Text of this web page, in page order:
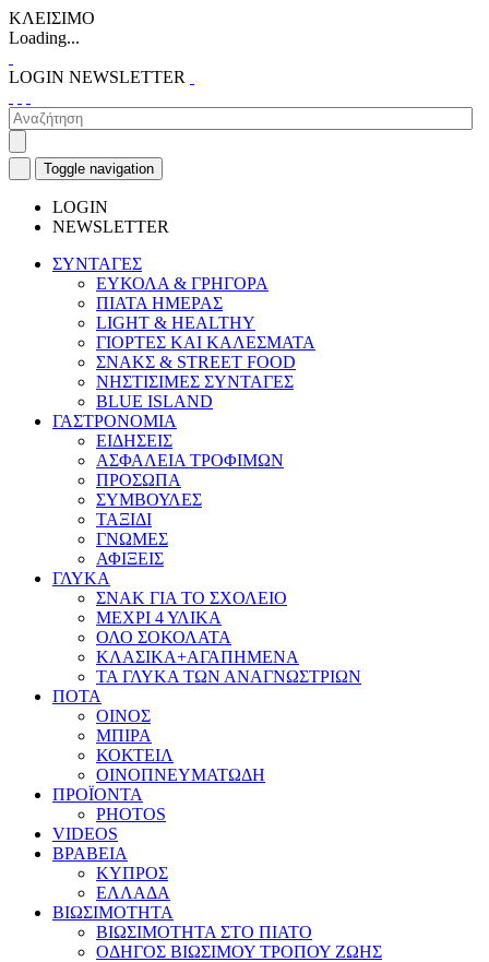
ΚΛΕΙΣΙΜΟ
Loading...
LOGIN NEWSLETTER
Toggle navigation
LOGIN
NEWSLETTER
ΣΥΝΤΑΓΕΣ
ΕΥΚΟΛΑ & ΓΡΗΓΟΡΑ
ΠΙΑΤΑ ΗΜΕΡΑΣ
LIGHT & HEALTHY
ΓΙΟΡΤΕΣ ΚΑΙ ΚΑΛΕΣΜΑΤΑ
ΣΝΑΚΣ & STREET FOOD
ΝΗΣΤΙΣΙΜΕΣ ΣΥΝΤΑΓΕΣ
BLUE ISLAND
ΓΑΣΤΡΟΝΟΜΙΑ
ΕΙΔΗΣΕΙΣ
ΑΣΦΑΛΕΙΑ ΤΡΟΦΙΜΩΝ
ΠΡΟΣΩΠΑ
ΣΥΜΒΟΥΛΕΣ
ΤΑΞΙΔΙ
ΓΝΩΜΕΣ
ΑΦΙΞΕΙΣ
ΓΛΥΚΑ
ΣΝΑΚ ΓΙΑ ΤΟ ΣΧΟΛΕΙΟ
ΜΕΧΡΙ 4 ΥΛΙΚΑ
ΟΛΟ ΣΟΚΟΛΑΤΑ
ΚΛΑΣΙΚΑ+ΑΓΑΠΗΜΕΝΑ
ΤΑ ΓΛΥΚΑ ΤΩΝ ΑΝΑΓΝΩΣΤΡΙΩΝ
ΠΟΤΑ
ΟΙΝΟΣ
ΜΠΙΡΑ
ΚΟΚΤΕΙΛ
ΟΙΝΟΠΝΕΥΜΑΤΩΔΗ
ΠΡΟΪΟΝΤΑ
PHOTOS
VIDEOS
ΒΡΑΒΕΙΑ
ΚΥΠΡΟΣ
ΕΛΛΑΔΑ
ΒΙΩΣΙΜΟΤΗΤΑ
ΒΙΩΣΙΜΟΤΗΤΑ ΣΤΟ ΠΙΑΤΟ
ΟΔΗΓΟΣ ΒΙΩΣΙΜΟΥ ΤΡΟΠΟΥ ΖΩΗΣ